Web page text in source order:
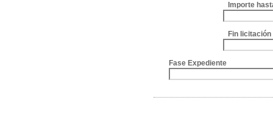
Importe
Fin
Fase Expediente